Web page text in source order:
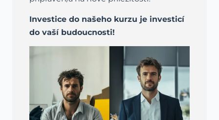
Investice do našeho kurzu je investicí
do vaší budoucnosti!